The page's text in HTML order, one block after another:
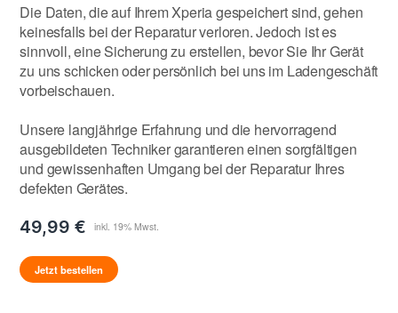
Die Daten, die auf Ihrem Xperia gespeichert sind, gehen
keinesfalls bei der Reparatur verloren. Jedoch ist es
sinnvoll, eine Sicherung zu erstellen, bevor Sie Ihr Gerät
zu uns schicken oder persönlich bei uns im Ladengeschäft
vorbeischauen.
Unsere langjährige Erfahrung und die hervorragend
ausgebildeten Techniker garantieren einen sorgfältigen
und gewissenhaften Umgang bei der Reparatur Ihres
defekten Gerätes.
49,99 €
Jetzt bestellen